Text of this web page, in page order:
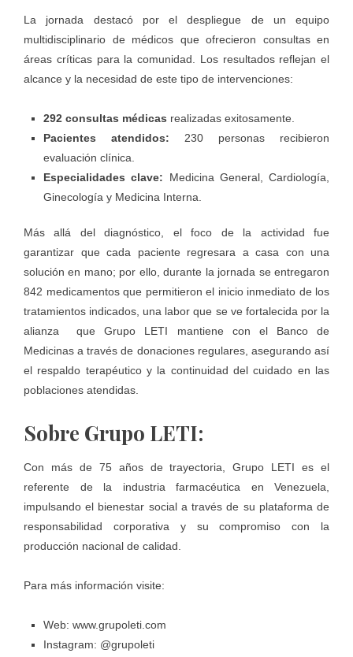
La jornada destacó por el despliegue de un equipo
multidisciplinario de médicos que ofrecieron consultas en
áreas críticas para la comunidad. Los resultados reflejan el
alcance y la necesidad de este tipo de intervenciones:
292 consultas médicas realizadas exitosamente.
Pacientes atendidos: 230 personas recibieron
evaluación clínica.
Especialidades clave: Medicina General, Cardiología,
Ginecología y Medicina Interna.
Más allá del diagnóstico, el foco de la actividad fue
garantizar que cada paciente regresara a casa con una
solución en mano; por ello, durante la jornada se entregaron
842 medicamentos que permitieron el inicio inmediato de los
tratamientos indicados, una labor que se ve fortalecida por la
alianza que Grupo LETI mantiene con el Banco de
Medicinas a través de donaciones regulares, asegurando así
el respaldo terapéutico y la continuidad del cuidado en las
poblaciones atendidas.
Sobre Grupo LETI:
Con más de 75 años de trayectoria, Grupo LETI es el
referente de la industria farmacéutica en Venezuela,
impulsando el bienestar social a través de su plataforma de
responsabilidad corporativa y su compromiso con la
producción nacional de calidad.
Para más información visite:
Web: www.grupoleti.com
Instagram: @grupoleti